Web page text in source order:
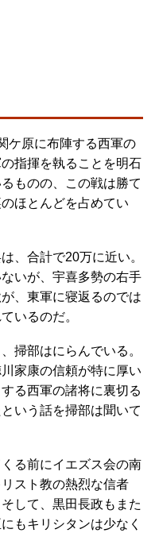
ケ原に布陣する西軍の
指揮を執ることを明石
ものの、この戦は勝て
ほとんどを占めてい
、合計で20万に近い。
いが、宇喜多勢の右手
、東軍に寝返るのでは
いるのだ。
掃部はにらんでいる。
家康の信頼が特に厚い
る西軍の諸将に裏切る
いう話を掃部は聞いて
る前にイエズス会の南
スト教の熱烈な信者
して、黒田長政もまた
もキリシタンは少なく